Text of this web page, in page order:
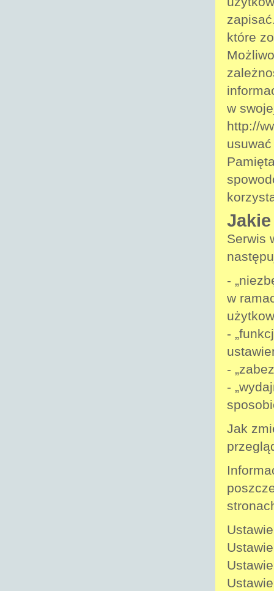
które
w
http://
Serwis
-
w
-
-
-
Jak